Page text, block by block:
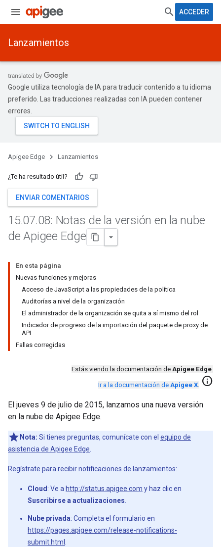
ACCEDER
Lanzamientos
Google utiliza tecnología de IA para traducir contenido a tu idioma
preferido. Las traducciones realizadas con IA pueden contener
errores.
Apigee Edge Lanzamientos
¿Te ha resultado útil?
ENVIAR COMENTARIOS
15.07.08: Notas de la versión en la nube
de Apigee Edge
En esta página
Nuevas funciones y mejoras
Acceso de JavaScript a las propiedades de la política
Auditorías a nivel de la organización
El administrador de la organización se quita a sí mismo del rol
Indicador de progreso de la importación del paquete de proxy de
API
Fallas corregidas
Estás viendo la documentación de Apigee Edge.
Ir a la documentación de Apigee X. info
El jueves 9 de julio de 2015, lanzamos una nueva versión
en la nube de Apigee Edge.
Nota: Si tienes preguntas, comunícate con el equipo de
asistencia de Apigee Edge
Regístrate para recibir notificaciones de lanzamientos:
Cloud : Ve a http://status.apigee.com y haz clic en
Suscribirse a actualizaciones
Nube privada: Completa el formulario en
https://pages.apigee.com/release-notifications-
submit.html